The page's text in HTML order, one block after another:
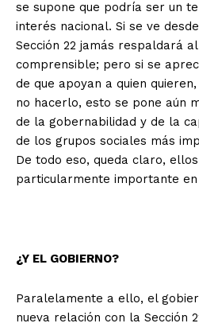
+ Todas las formas de lucha,
se supone que podría ser un
interés nacional. Si se ve
Sección 22 jamás respaldará
comprensible; pero si se
de que apoyan a quien
no hacerlo, esto se pone aún
de la gobernabilidad y de la
de los grupos sociales más
De todo eso, queda claro,
particularmente importante en
¿Y EL GOBIERNO?
Paralelamente a ello, el
nueva relación con la Sección